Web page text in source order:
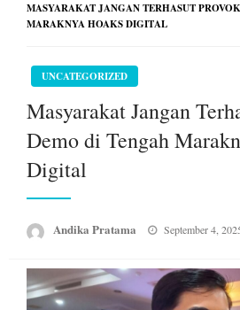
MASYARAKAT JANGAN TERHASUT
MARAKNYA HOAKS DIGITAL
UNCATEGORIZED
Masyarakat Jangan
Demo di Tengah
Digital
Andika Pratama
Posted
September 4,